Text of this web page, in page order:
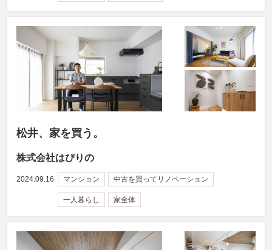
松井、家を買う。
株式会社はぴりの
2024.09.16 マンション 中古を買ってリノベーション
一人暮らし 家全体